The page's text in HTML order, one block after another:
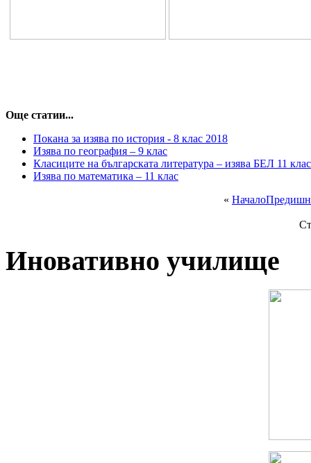
Още статии...
Покана за изява по история - 8 клас 2018
Изява по география – 9 клас
Класиците на българската литература – изява БЕЛ 11 клас
Изява по математика – 11 клас
« Начало
Иновативно училище